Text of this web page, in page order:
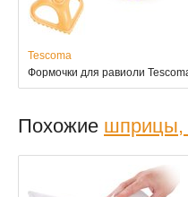
Tescoma
Формочки для равиоли
Похожие шприцы,